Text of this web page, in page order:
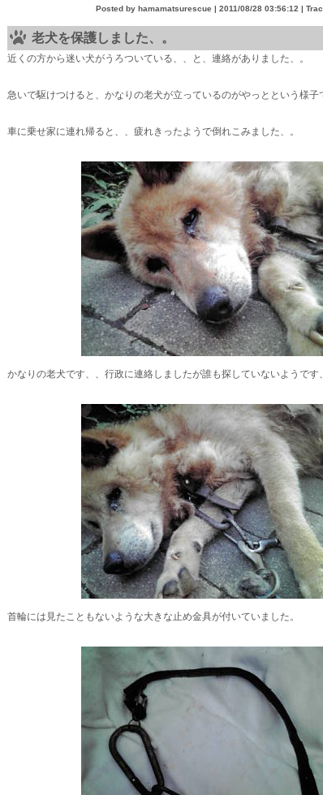
Posted by hamamatsurescue | 2011/08/28 03:56:12 |
老犬を保護しました、。
近くの方から迷い犬がうろついている、、と、連絡がありました、。
急いで駆けつけると、かなりの老犬が立っているのがやっとという様子
車に乗せ家に連れ帰ると、、疲れきったようで倒れこみました、。
かなりの老犬です、、行政に連絡しましたが誰も探していないようです
首輪には見たこともないような大きな止め金具が付いていました。